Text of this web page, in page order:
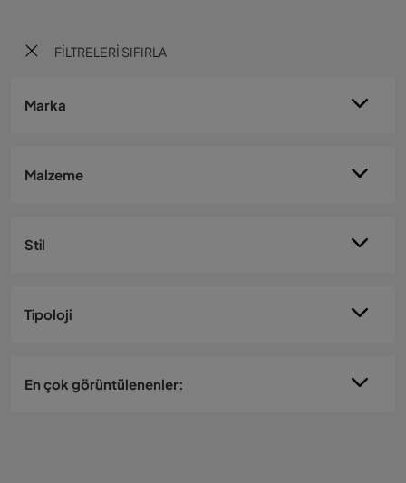
FILTRELERI SIFIRLA
Marka
Malzeme
Stil
Tipoloji
En çok görüntülenenler: